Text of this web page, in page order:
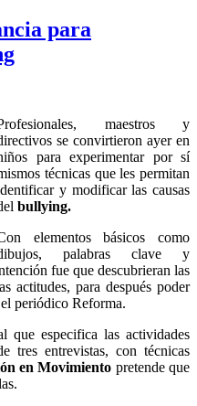
para
maestros y
se convirtieron ayer en
para experimentar por sí
técnicas que les permitan
y modificar las causas
bullying.
elementos básicos como
palabras clave y
fue que descubrieran las
actitudes, para después poder
periódico Reforma.
que especifica las actividades
tres entrevistas, con técnicas
en Movimiento pretende que